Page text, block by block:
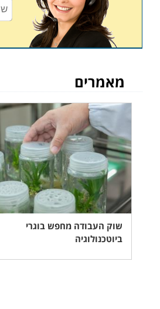
תחום העיסוי מתפרס על קשת
וההומיאופתית, ובקצה השני
הרקמות והשרירים, שיפור
שזה נורא נעים.
הידרותרפיה
טיפול ההידרותרפיה הוא בעצם
ובעיקר מפחיתים כשני שלישים
בטיפול בפתולוגיות רבות כגון
אורטופדיות, אנשים הלוקים
ליצנות רפואית
תפקיד הליצן הרפואי הוא
בעיקר ילדים כמובן. בכך ניתן
מאמרים
שוק העבודה מחפש בוגרי
ביוטכנולוגיה